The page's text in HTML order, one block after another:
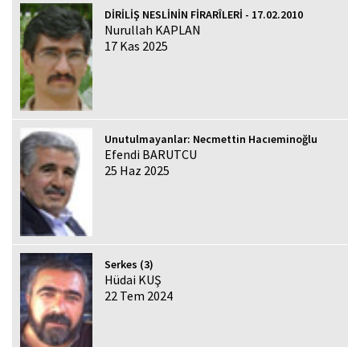
DİRİLİŞ NESLİNİN FİRARÎLERİ - 17.02.2010
Nurullah KAPLAN
17 Kas 2025
Unutulmayanlar: Necmettin Hacıeminoğlu
Efendi BARUTCU
25 Haz 2025
Serkes (3)
Hüdai KUŞ
22 Tem 2024